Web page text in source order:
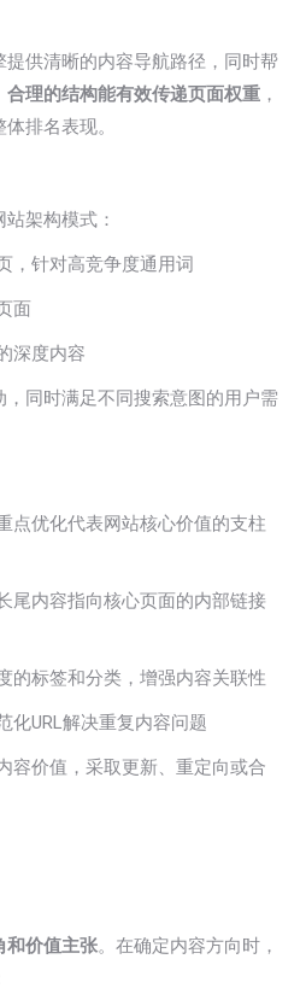
提供清晰的内容导航路径，同时帮
合理的结构能有效传递页面权重 ，
排名表现。
架构模式：
，针对高竞争度通用词
面
深度内容
同时满足不同搜索意图的用户需
点优化代表网站核心价值的支柱
尾内容指向核心页面的内部链接
的标签和分类，增强内容关联性
化URL解决重复内容问题
容价值，采取更新、重定向或合
和价值主张。在确定内容方向时，